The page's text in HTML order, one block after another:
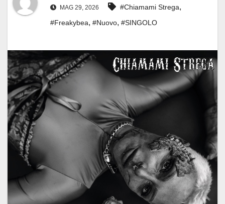
MAG 29, 2026 #Chiamami Strega,
#Freakybea, #Nuovo, #SINGOLO